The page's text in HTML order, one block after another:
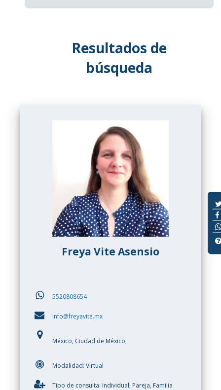
Resultados de
búsqueda
Freya Vite Asensio
5520808654
info@freyavite.mx
México, Ciudad de México,
Modalidad: Virtual
Tipo de consulta: Individual, Pareja, Familia